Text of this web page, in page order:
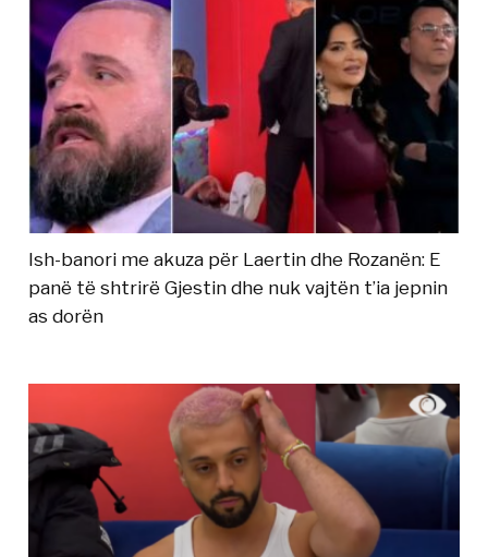
Ish-banori me akuza për Laertin dhe Rozanën: E
panë të shtrirë Gjestin dhe nuk vajtën t’ia jepnin
as dorën